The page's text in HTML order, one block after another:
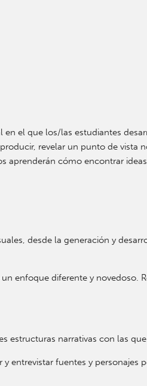
el que los/las estudiantes
revelar un punto de vista
cómo encontrar
desde la generación y
enfoque diferente y novedoso.
estructuras narrativas con las
entrevistar fuentes y personajes